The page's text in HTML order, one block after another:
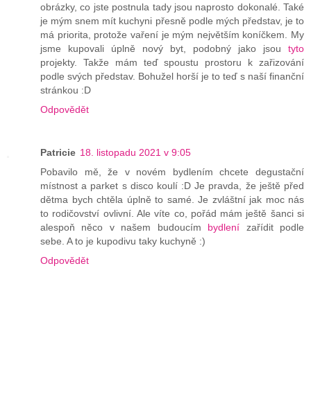
obrázky, co jste postnula tady jsou naprosto dokonalé. Také
je mým snem mít kuchyni přesně podle mých představ, je to
má priorita, protože vaření je mým největším koníčkem. My
jsme kupovali úplně nový byt, podobný jako jsou tyto
projekty. Takže mám teď spoustu prostoru k zařizování
podle svých představ. Bohužel horší je to teď s naší finanční
stránkou :D
Odpovědět
Patricie 18. listopadu 2021 v 9:05
Pobavilo mě, že v novém bydlením chcete degustační
místnost a parket s disco koulí :D Je pravda, že ještě před
dětma bych chtěla úplně to samé. Je zvláštní jak moc nás
to rodičovství ovlivní. Ale víte co, pořád mám ještě šanci si
alespoň něco v našem budoucím bydlení zařídit podle
sebe. A to je kupodivu taky kuchyně :)
Odpovědět